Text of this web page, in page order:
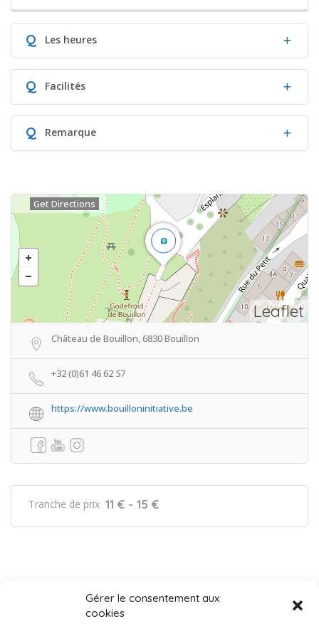
Gérer le consentement aux
cookies
Q Les heures
Q Facilités
Q Remarque
Leaflet
Get Directions
Château de Bouillon, 6830 Bouillon
+32 (0)61 46 62 57
https://www.bouilloninitiative.be
Tranche de prix 11 € - 15 €